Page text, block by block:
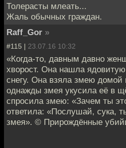
Толерасты млеать...
Жаль обычных граждан.
Raff_Gor »
#115 | 23.07.16 10:32
«Когда-то, давным давно
хворост. Она нашла
снегу. Она взяла змею
однажды змея укусила её в
спросила змею: «Зачем ты
ответила: «Послушай, сука,
змея». © Прирождённые